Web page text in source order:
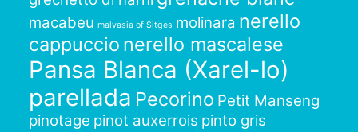
macabeu malvasia of Sitges molinara nerello
cappuccio nerello mascalese
Pansa Blanca (Xarel-lo)
parellada Pecorino Petit Manseng
pinotage pinot auxerrois pinto gris